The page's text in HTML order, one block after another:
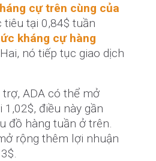
cự trên cùng của
tại 0,84$ tuần
kháng cự hàng
nó tiếp tục giao dịch
ADA có thể mở
điều này gần
đồ hàng tuần ở trên.
rộng thêm lợi nhuận